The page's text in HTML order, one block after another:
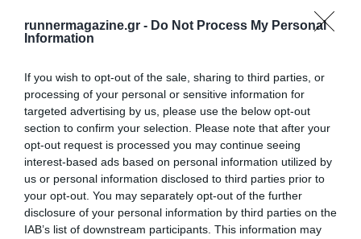
runnermagazine.gr - Do Not Process My Personal
Information
If you wish to opt-out of the sale, sharing to third parties, or
processing of your personal or sensitive information for
targeted advertising by us, please use the below opt-out
section to confirm your selection. Please note that after your
opt-out request is processed you may continue seeing
interest-based ads based on personal information utilized by
us or personal information disclosed to third parties prior to
your opt-out. You may separately opt-out of the further
disclosure of your personal information by third parties on the
IAB’s list of downstream participants. This information may